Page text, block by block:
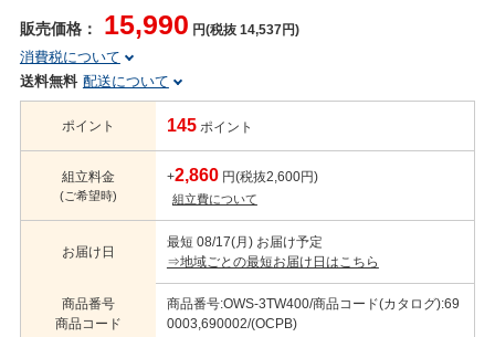
販売価格： 15,990 円(税抜 14,537円)
消費税について
送料無料 配送について
ポイント 145 ポイント
組立料金
(ご希望時)
+2,860 円(税抜2,600円)
組立費について
お届け日
最短 08/17(月) お届け予定
⇒地域ごとの最短お届け日はこちら
商品番号
商品コード
商品番号:OWS-3TW400/商品コード(カタログ):69
0003,690002/(OCPB)